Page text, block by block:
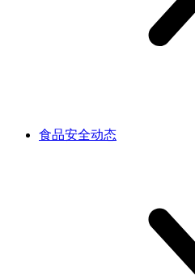
食品安全动态